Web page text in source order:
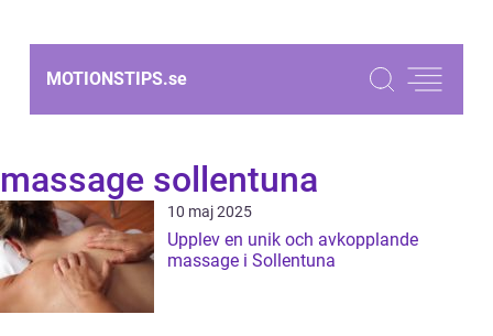
MOTIONSTIPS.se
massage sollentuna
10 maj 2025
Upplev en unik och avkopplande
massage i Sollentuna